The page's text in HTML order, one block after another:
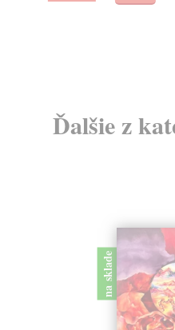
Ďalšie z
na sklade